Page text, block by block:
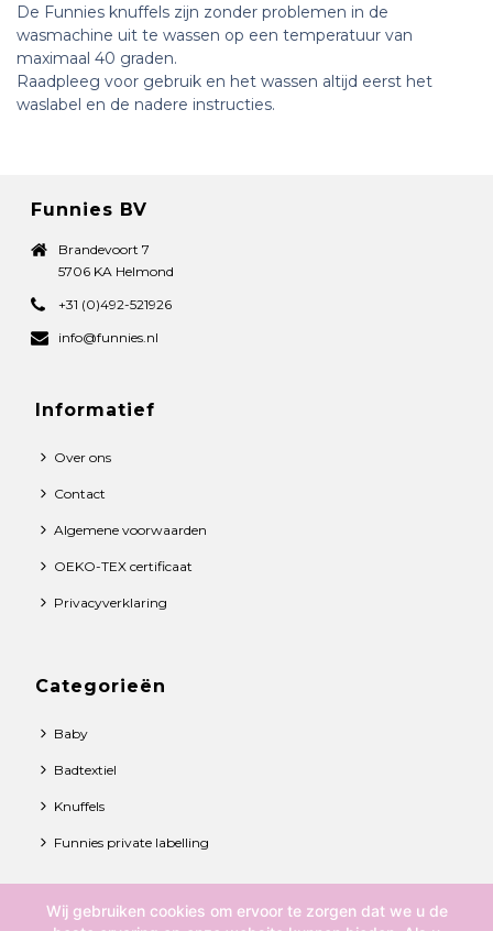
De Funnies knuffels zijn zonder problemen in de
wasmachine uit te wassen op een temperatuur van
maximaal 40 graden.
Raadpleeg voor gebruik en het wassen altijd eerst het
waslabel en de nadere instructies.
Funnies BV
Brandevoort 7
5706 KA Helmond
+31 (0)492-521926
info@funnies.nl
Informatief
Over ons
Contact
Algemene voorwaarden
OEKO-TEX certificaat
Privacyverklaring
Categorieën
Baby
Badtextiel
Knuffels
Funnies private labelling
Wij gebruiken cookies om ervoor te zorgen dat we u de